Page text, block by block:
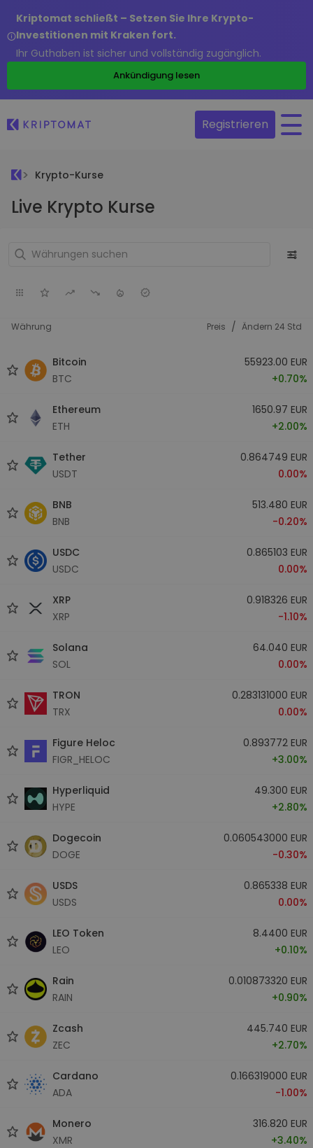
Kriptomat schließt – Setzen Sie Ihre Krypto-
Investitionen mit Kraken fort.
Ihr Guthaben ist sicher und vollständig zugänglich.
Ankündigung lesen
Registrieren
Krypto-Kurse
Live Krypto Kurse
Währung Preis / Ändern 24 Std
Bitcoin
BTC
55923.00 EUR
+0.70%
Ethereum
ETH
1650.97 EUR
+2.00%
Tether
USDT
0.864749 EUR
0.00%
BNB
BNB
513.480 EUR
-0.20%
USDC
USDC
0.865103 EUR
0.00%
XRP
XRP
0.918326 EUR
-1.10%
Solana
SOL
64.040 EUR
0.00%
TRON
TRX
0.283131000 EUR
0.00%
Figure Heloc
FIGR_HELOC
0.893772 EUR
+3.00%
Hyperliquid
HYPE
49.300 EUR
+2.80%
Dogecoin
DOGE
0.060543000 EUR
-0.30%
USDS
USDS
0.865338 EUR
0.00%
LEO Token
LEO
8.4400 EUR
+0.10%
Rain
RAIN
0.010873320 EUR
+0.90%
Zcash
ZEC
445.740 EUR
+2.70%
Cardano
ADA
0.166319000 EUR
-1.00%
Monero
XMR
316.820 EUR
+3.40%